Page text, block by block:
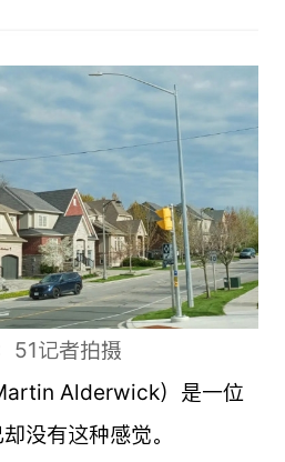
51记者拍摄
Alderwick）是一位
没有这种感觉。